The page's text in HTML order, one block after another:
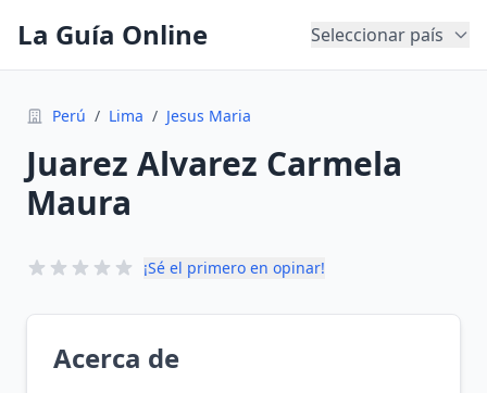
La Guía Online Seleccionar país
Perú / Lima / Jesus Maria
Juarez Alvarez Carmela
Maura
¡Sé el primero en opinar!
Acerca de